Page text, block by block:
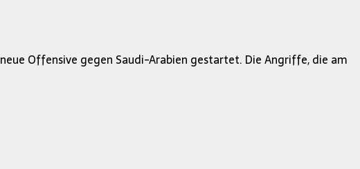
Offensive gegen Saudi-Arabien gestartet. Die Angriffe, die am